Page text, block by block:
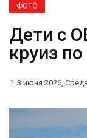
ФОТО
Дети с
круиз
3 июня 2026,